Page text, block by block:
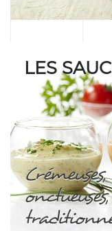
LES
Crémeuses,
onctueuses,